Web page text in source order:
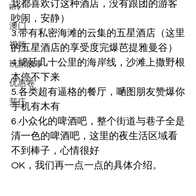
ktv
澳门
视频
玩家故事
优惠卷
芽庄
我都喜欢订这种酒店，没有跟团的游客
吵闹，安静）
3.带有私密海滩的云集的五星酒店（这里
的五星酒店的享受度完爆芭提雅曼谷）
4.绵延几十公里的海岸线，沙滩上撒野根
本停不下来
5.各类超有逼格的餐厅，嗮图朋友赞爆你
手机有木有
6.小众化的啤酒吧，整个街道与巷子全是
清一色的啤酒吧，这里的夜生活区域看
不到棒子，心情很好
OK，我们再一点一点的具体介绍。